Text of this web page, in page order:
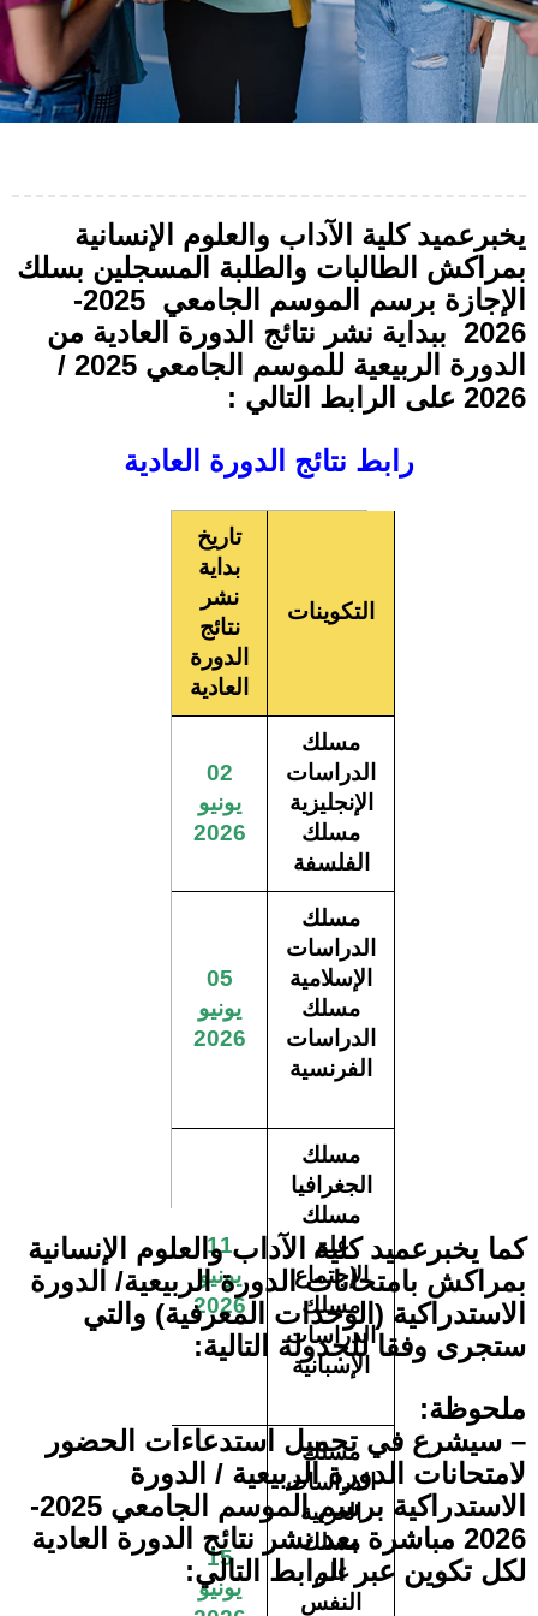
يخبرعميد كلية الآداب والعلوم الإنسانية
بمراكش الطالبات والطلبة المسجلين بسلك
الإجازة برسم الموسم الجامعي 2025-
2026 ببداية نشر نتائج الدورة العادية من
الدورة الربيعية للموسم الجامعي 2025 /
2026 على الرابط التالي :
رابط نتائج الدورة العادية
تاريخ
بداية
نشر
نتائج
الدورة
العادية
التكوينات
02
يونيو
2026
مسلك
الدراسات
الإنجليزية
مسلك
الفلسفة
05
يونيو
2026
مسلك
الدراسات
الإسلامية
مسلك
الدراسات
الفرنسية
11
يونيو
2026
مسلك
الجغرافيا
مسلك
علم
الإجتماع
مسلك
الدراسات
الإسبانية
15
يونيو
مسلك
الدراسات
العربية
مسلك
علم
النفس
كما يخبرعميد كلية الآداب والعلوم الإنسانية
بمراكش بامتحانات الدورة الربيعية/ الدورة
الاستدراكية (الوحدات المعرفية) والتي
ستجرى وفقا للجدولة التالية:
ملحوظة:
– سيشرع في تحميل استدعاءات الحضور
لامتحانات الدورة الربيعية / الدورة
الاستدراكية
برسم الموسم الجامعي 2025-
2026 مباشرة بعد نشر نتائج الدورة العادية
لكل تكوين عبر الرابط التالي: